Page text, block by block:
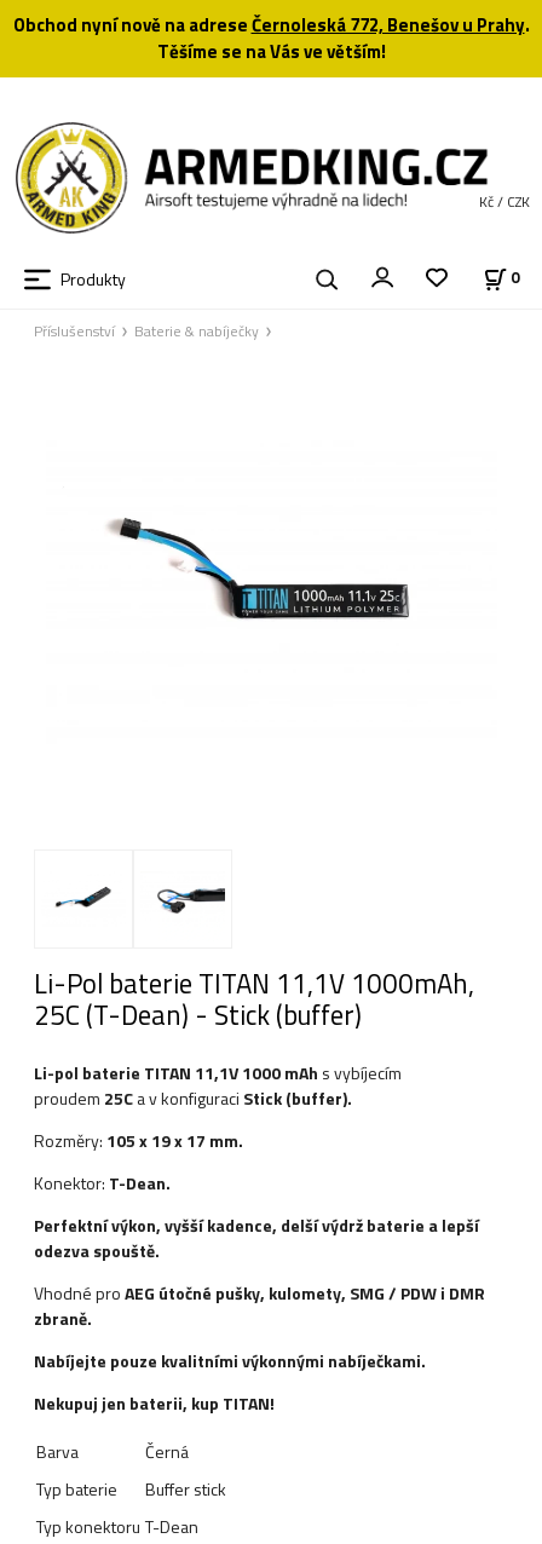
Obchod nyní nově na adreseČernoleská 772, Benešov u Prahy.
Těšíme se na Vás ve větším!
Produkty 0
Kč / CZK
Příslušenství Baterie & nabíječky
Li-Pol baterie TITAN 11,1V 1000mAh,
25C (T-Dean) - Stick (buffer)
Li-pol baterie TITAN 11,1V 1000 mAh s vybíjecím
proudem 25Ca v konfiguraci Stick (buffer).
Rozměry: 105 x 19 x 17 mm.
Konektor: T-Dean.
Perfektní výkon, vyšší kadence, delší výdrž baterie a lepší
odezva spouště.
Vhodné proAEG útočné pušky, kulomety, SMG / PDW i DMR
zbraně.
Nabíjejte pouze kvalitními výkonnými nabíječkami.
Nekupuj jen baterii, kup TITAN!
Barva
Černá
Typ baterie
Buffer stick
Typ konektoru T-Dean